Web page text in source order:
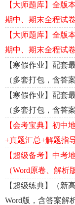
【大师题库】全版
期中、期末全程试
【大师题库】全版
期中、期末全程试
【寒假作业】配套
（多套打包，含答
【寒假作业】配套
（多套打包，含答
【会考宝典】初中
+真题汇总+解题指
【超级备考】中考
（Word原卷、解析
【超级练典】（新
Word版，含答案解